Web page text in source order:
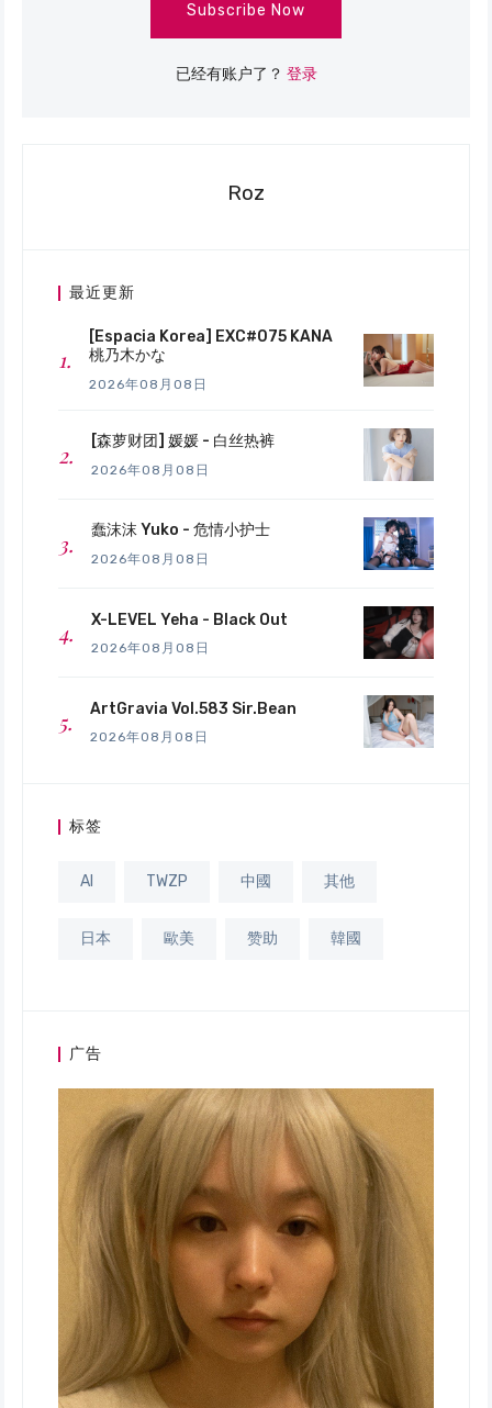
Subscribe Now
已经有账户了？ 登录
Roz
最近更新
[Espacia Korea] EXC#075 KANA
桃乃木かな
2026年08月08日
[森萝财团] 媛媛 - 白丝热裤
2026年08月08日
蠢沫沫 Yuko - 危情小护士
2026年08月08日
X-LEVEL Yeha - Black Out
2026年08月08日
ArtGravia Vol.583 Sir.Bean
2026年08月08日
标签
AI TWZP 中國 其他
日本 歐美 赞助 韓國
广告